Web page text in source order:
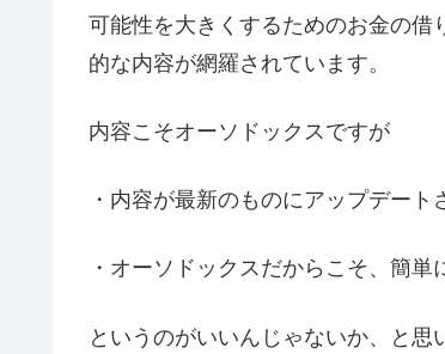
可能性を大きくするためのお金の借
的な内容が網羅されています。
内容こそオーソドックスですが
・内容が最新のものにアップデート
・オーソドックスだからこそ、簡
というのがいいんじゃないか、と思